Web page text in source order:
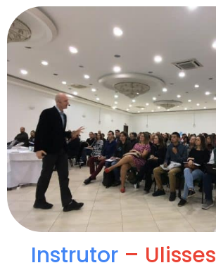
Instrutor – Ulisses